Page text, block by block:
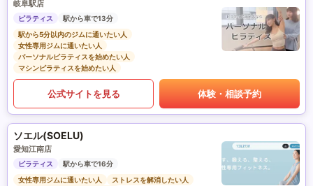
岐阜駅店
ピラティス
駅から車で13分
駅から5分以内のジムに通いたい人
女性専用ジムに通いたい人
パーソナルピラティスを始めたい人
マシンピラティスを始めたい人
公式サイトを見る 体験・相談予約
ソエル(SOELU)
愛知江南店
ピラティス
駅から車で16分
女性専用ジムに通いたい人
ストレスを解消したい人